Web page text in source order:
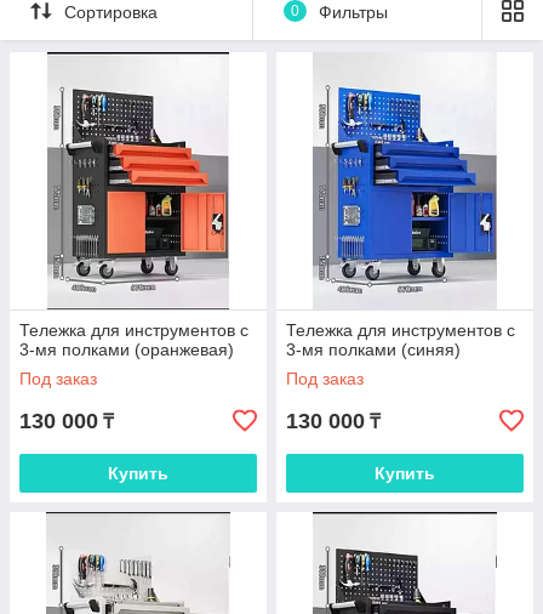
Сортировка 0 Фильтры
Тележка для инструментов с
3-мя полками (оранжевая)
Под заказ
130 000 ₸
Купить
Тележка для инструментов с
3-мя полками (синяя)
Под заказ
130 000 ₸
Купить